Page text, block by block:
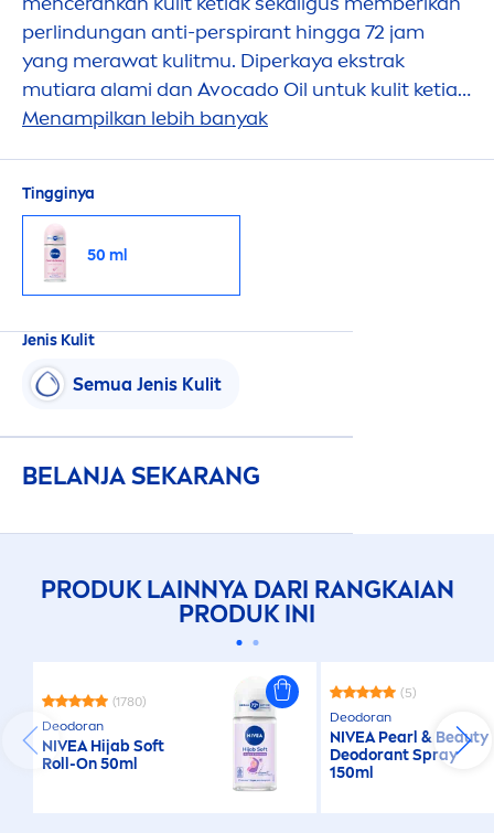
perlindungan anti-perspirant hingga 72 jam
yang merawat kulitmu. Diperkaya ekstrak
mutiara alami dan Avocado Oil untuk kulit ketiak
terasa halus, lembut, dan tampak cantik.
Menampilkan lebih banyak
Tingginya
50 ml
Jenis Kulit
Semua Jenis Kulit
BELANJA SEKARANG
PRODUK LAINNYA DARI RANGKAIAN
PRODUK INI
(1780)
Deodoran
NIVEAHijab Soft
Roll-On 50ml
(5)
Deodoran
NIVEA Pearl & Beauty
Deodorant Spray
150ml